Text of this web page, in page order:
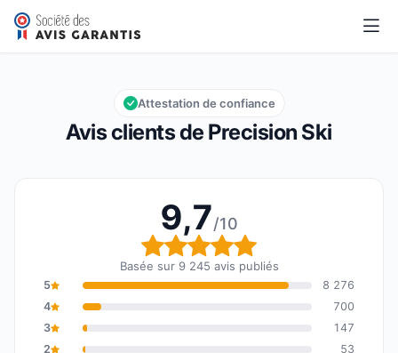
Precision Ski
Note globale : 9,7 sur 10
9,7/10
Avis clients de Precision Ski
Attestation de confiance
9,7/10
Note globale : 9,7 sur
Basée sur 9 245 avis publiés
5
8 276
4
700
3
147
2
53